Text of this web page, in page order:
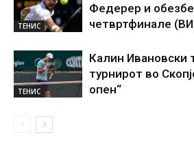
ТЕНИС
Федерер и
четвртфинале
ТЕНИС
Калин Ивановски
турнирот во
опен“